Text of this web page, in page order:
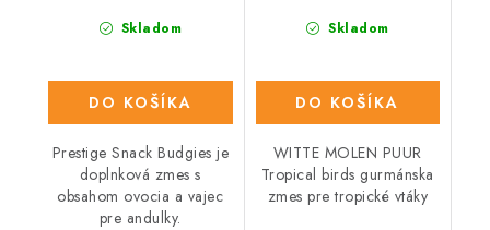
Skladom
DO KOŠÍKA
Prestige Snack Budgies je
doplnková zmes s
obsahom ovocia a vajec
pre andulky.
Skladom
DO KOŠÍKA
WITTE MOLEN PUUR
Tropical birds gurmánska
zmes pre tropické vtáky